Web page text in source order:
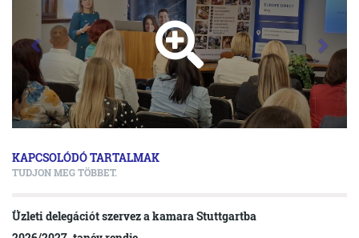
KAPCSOLÓDÓ TARTALMAK
TUDJON MEG TÖBBET.
Üzleti delegációt szervez a kamara Stuttgartba